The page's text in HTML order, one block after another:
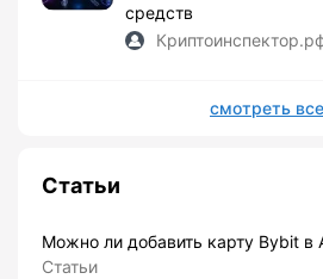
средств
смотреть все
Статьи
Можно ли добавить карту Bybit в
Статьи